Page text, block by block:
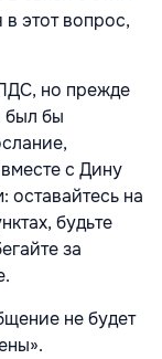
этот вопрос,
но прежде
был бы
с Дину
на
будьте
за
не будет